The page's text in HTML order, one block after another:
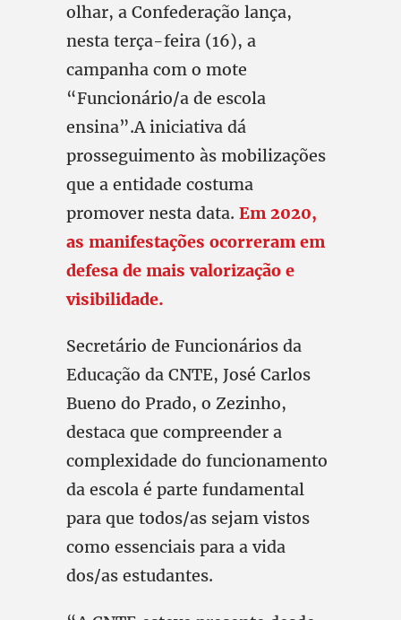
olhar, a Confederação lança,
nesta terça-feira (16), a
campanha com o mote
“Funcionário/a de escola
ensina”.A iniciativa dá
prosseguimento às mobilizações
que a entidade costuma
promover nesta data. Em 2020,
as manifestações ocorreram em
defesa de mais valorização e
visibilidade.
Secretário de Funcionários da
Educação da CNTE, José Carlos
Bueno do Prado, o Zezinho,
destaca que compreender a
complexidade do funcionamento
da escola é parte fundamental
para que todos/as sejam vistos
como essenciais para a vida
dos/as estudantes.